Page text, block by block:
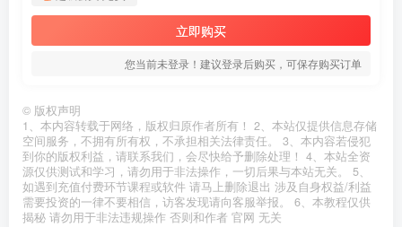
立即购买
您当前未登录！建议登录后购买，可保存购买订单
© 版权声明
1、本内容转载于网络，版权归原作者所有！ 2、本站仅提供信息存储
空间服务，不拥有所有权，不承担相关法律责任。 3、本内容若侵犯
到你的版权利益，请联系我们，会尽快给予删除处理！ 4、本站全资
源仅供测试和学习，请勿用于非法操作，一切后果与本站无关。 5、
如遇到充值付费环节课程或软件 请马上删除退出 涉及自身权益/利益
需要投资的一律不要相信，访客发现请向客服举报。 6、本教程仅供
揭秘 请勿用于非法违规操作 否则和作者 官网 无关